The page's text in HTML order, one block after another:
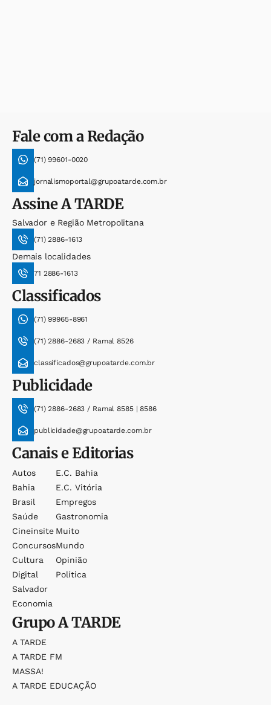
Fale com a Redação
(71) 99601-0020
jornalismoportal@grupoatarde.com.br
AssineA TARDE
Salvador e Região Metropolitana
(71) 2886-1613
Demais localidades
71 2886-1613
Classificados
(71) 99965-8961
(71) 2886-2683 / Ramal 8526
classificados@grupoatarde.com.br
Publicidade
(71) 2886-2683 / Ramal 8585 | 8586
publicidade@grupoatarde.com.br
Canais e Editorias
Autos
Bahia
Brasil
Saúde
Cineinsite
Concursos
Cultura
Digital
Salvador
Economia
E.c. Bahia
E.c. Vitória
Empregos
Gastronomia
Muito
Mundo
Opinião
Política
GrupoA TARDE
A TARDE
A TARDE FM
MASSA!
A TARDE EDUCAÇÃO